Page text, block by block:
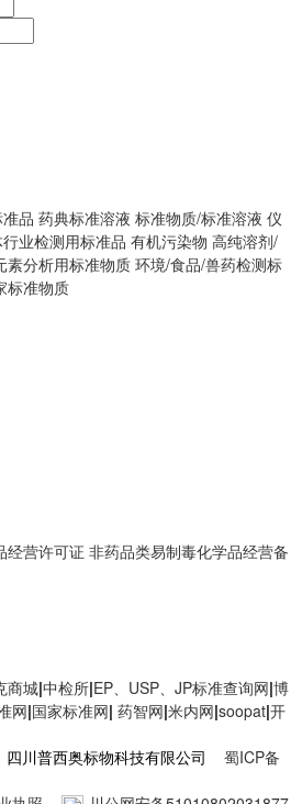
品 药典标准溶液 标准物质/标准溶液 仪
业检测用标准品 有机污染物 高纯溶剂/
素分析用标准物质 环境/食品/兽药检测标
标准物质
经营许可证 非药品类易制毒化学品经营备
商城|中检所|EP、USP、JP标准查询网|博
网|国家标准网| 药智网|米内网|soopat|开
川普西奥标物科技有限公司 蜀ICP备